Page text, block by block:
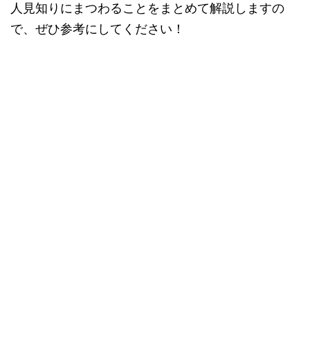
人見知りにまつわることをまとめて解説しますの
で、ぜひ参考にしてください！